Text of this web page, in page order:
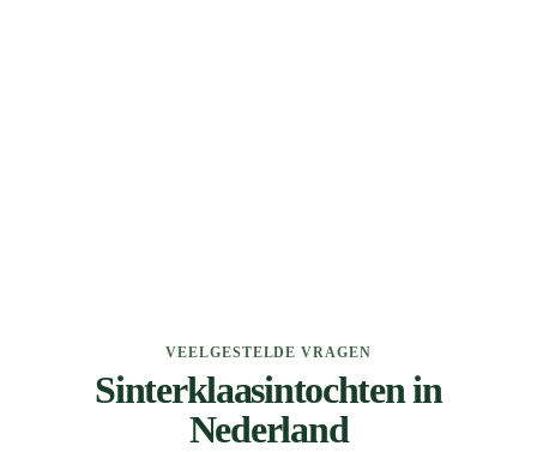
VEELGESTELDE VRAGEN
Sinterklaasintochten in
Nederland